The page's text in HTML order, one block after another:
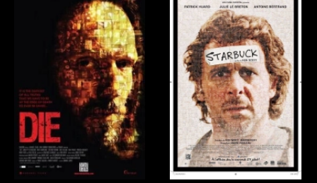
Baldi Gian Vittorio
Barabé Charles
Barbancourt Marie Ange
Barbeau Paul
Barbeau Manon
Barbeau-Lavalette Anaïs
Baric Nancy
Barichello Rudy
Baril Céline
Barilliet France
Barnaby Jeff
Barrilliet Fabrice
Baruchel Jay
Barzman Paolo
Bastien Pierre